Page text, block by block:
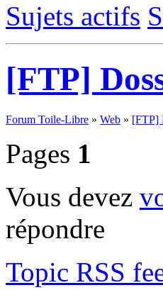
Sujets actifs
[FTP]
Forum Toile-Libre » Web » [FTP]
Pages 1
Vous devez
répondre
Topic RSS